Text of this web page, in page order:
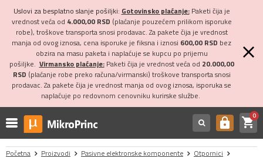
Uslovi za besplatno slanje pošiljki: Gotovinsko plaćanje:Paketi čija je
vrednost veća od 4.000,00 RSD (plaćanje pouzećem prilikom isporuke
robe), troškove transporta snosi prodavac. Za pakete čija je vrednost
manja od ovog iznosa, cena isporuke je fiksna i iznosi 600,00 RSD bez
obzira na masu paketa i naplaćuje se kupcu po prijemu
pošiljke. Virmansko plaćanje:Paketi čija je vrednost veća od 20.000,00
RSD (plaćanje robe preko računa/virmanski) troškove transporta snosi
prodavac. Za pakete čija je vrednost manja od ovog iznosa, isporuka se
naplaćuje po redovnom cenovniku kurirske službe.
https shopping_cart0
Početna Proizvodi Pasivne elektronske komponente
Otpornici